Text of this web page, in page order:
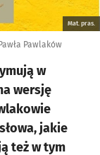
Mat. pras.
Pawlaków
w
wersję
jakie
też w tym